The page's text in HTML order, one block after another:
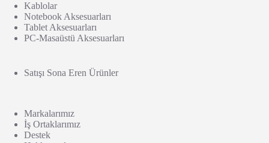
Kablolar
Notebook Aksesuarları
Tablet Aksesuarları
PC-Masaüstü Aksesuarları
Satışı Sona Eren Ürünler
Markalarımız
İş Ortaklarımız
Destek